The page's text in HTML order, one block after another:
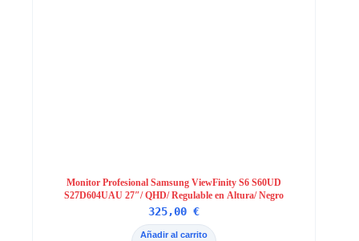
Monitor Profesional Samsung ViewFinity S6 S60UD
S27D604UAU 27″/ QHD/ Regulable en Altura/ Negro
325,00€
Añadir al carrito